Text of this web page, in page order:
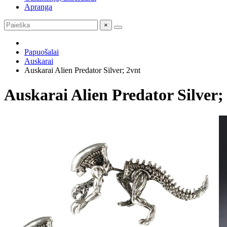
Apranga
×
Papuošalai
Auskarai
Auskarai Alien Predator Silver; 2vnt
Auskarai Alien Predator